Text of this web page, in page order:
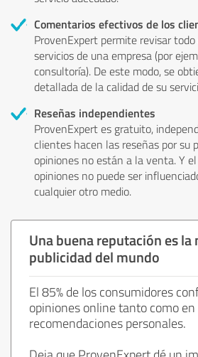
Comentarios efectivos de los
ProvenExpert permite revisar
servicios de una empresa (por
consultoría). De este modo, se
detallada de la calidad de su
Reseñas independientes
ProvenExpert es gratuito,
clientes hacen las reseñas por su
opiniones no están a la venta. Y
opiniones no puede ser
cualquier otro medio.
Una buena reputación es
publicidad del mundo
El 85% de los consumidores
opiniones online tanto como en
recomendaciones personales.